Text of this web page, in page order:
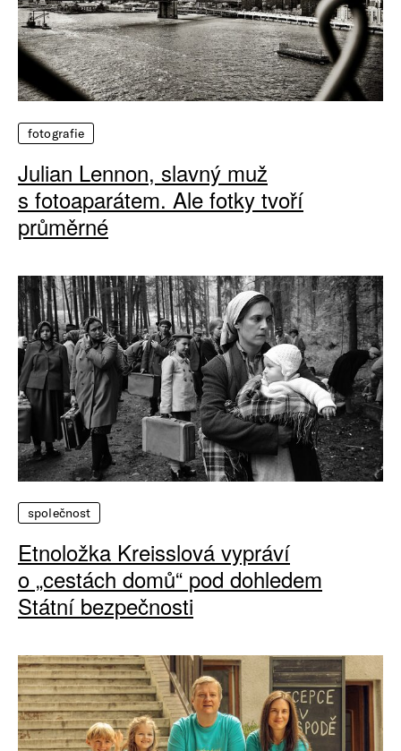
fotografie
Julian Lennon, slavný muž
s fotoaparátem. Ale fotky tvoří
průměrné
společnost
Etnoložka Kreisslová vypráví
o „cestách domů“ pod dohledem
Státní bezpečnosti